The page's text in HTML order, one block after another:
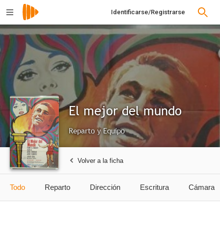
Identificarse/Registrarse
El mejor del mundo
Reparto y Equipo
Volver a la ficha
Todo Reparto Dirección Escritura Cámara